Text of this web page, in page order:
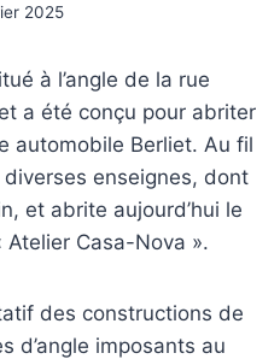
2025
à l’angle de la rue
a été conçu pour abriter
automobile Berliet. Au fil
enseignes, dont
et abrite aujourd’hui le
Casa-Nova ».
des constructions de
d’angle imposants au